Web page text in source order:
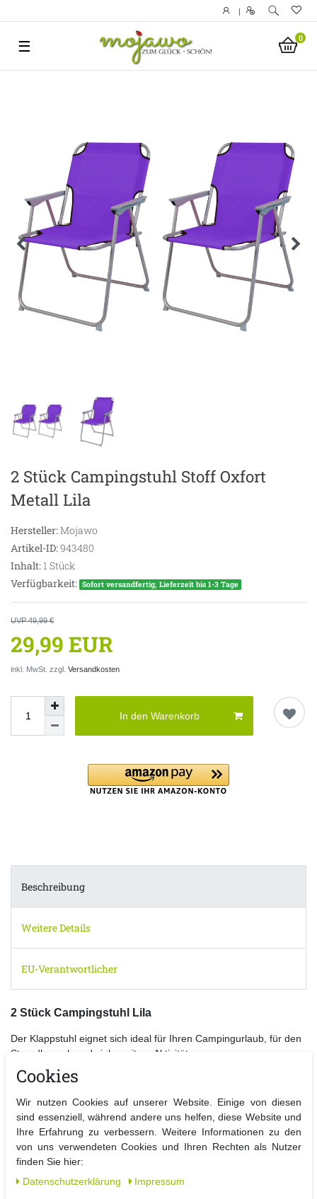
|
0
☰
2 Stück Campingstuhl Stoff Oxfort
Metall Lila
Hersteller:Mojawo
Artikel-ID:943480
Inhalt:1 Stück
Verfügbarkeit: Sofort versandfertig, Lieferzeit bis 1-3 Tage
UVP 49,99 €
29,99 EUR
inkl. MwSt. zzgl. Versandkosten
In den Warenkorb
Beschreibung
Weitere Details
EU-Verantwortlicher
2 Stück Campingstuhl Lila
Der Klappstuhl eignet sich ideal für Ihren Campingurlaub, für den
Strandbesuch und viele weitere Aktivitäten.
Durch das robuste und pulverbeschichtete Stahlgestell ist der
Campingstuhl für jedes Wetter geeignet.
Der Faltstuhl kann durch den Klappmechanismus platzsparend
verstaut werden.
Details:
- 2 Stück Campingstuhl
- Maße Sitzfläche: ca. 40 x 40 cm
Cookies
Wir nutzen Cookies auf unserer Website. Einige von diesen
sind essenziell, während andere uns helfen, diese Website und
Ihre Erfahrung zu verbessern. Weitere Informationen zu den
von uns verwendeten Cookies und Ihren Rechten als Nutzer
finden Sie hier:
Daten­schutz­erklärung
Impressum